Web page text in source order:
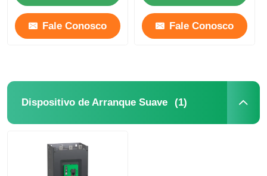
Fale Conosco Fale Conosco
Dispositivo de Arranque Suave (1)